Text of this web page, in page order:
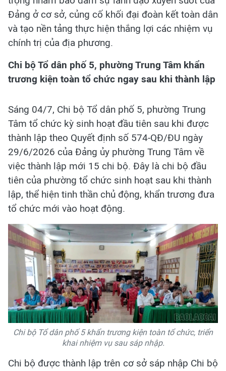
Đảng ở cơ sở, củng cố khối đại đoàn kết toàn dân
và tạo nền tảng thực hiện thắng lợi các nhiệm vụ
chính trị của địa phương.
Chi bộ Tổ dân phố 5, phường Trung Tâm khẩn
trương kiện toàn tổ chức ngay sau khi thành lập
Sáng 04/7, Chi bộ Tổ dân phố 5, phường Trung
Tâm tổ chức kỳ sinh hoạt đầu tiên sau khi được
thành lập theo Quyết định số 574-QĐ/ĐU ngày
29/6/2026 của Đảng ủy phường Trung Tâm về
việc thành lập mới 15 chi bộ. Đây là chi bộ đầu
tiên của phường tổ chức sinh hoạt sau khi thành
lập, thể hiện tinh thần chủ động, khẩn trương đưa
tổ chức mới vào hoạt động.
Chi bộ Tổ dân phố 5 khẩn trương kiện toàn tổ chức, triển
khai nhiệm vụ sau sáp nhập.
Chi bộ được thành lập trên cơ sở sáp nhập Chi bộ